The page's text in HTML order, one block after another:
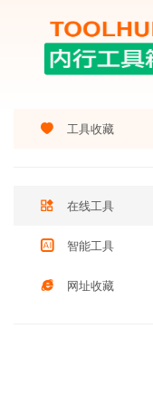
工具收藏
在线工具
智能工具
网址收藏